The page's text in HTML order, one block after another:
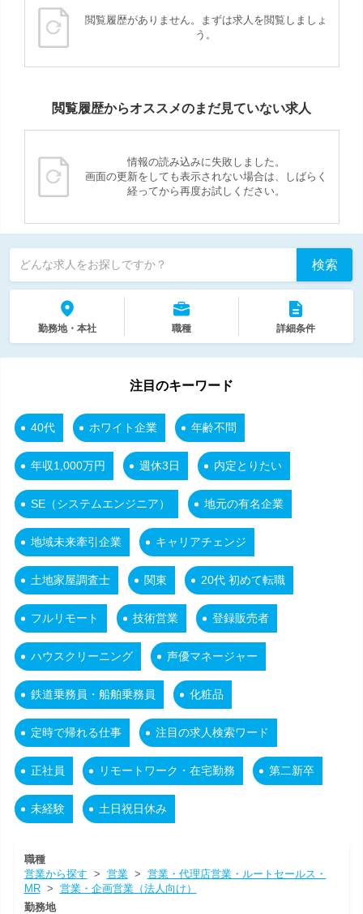
閲覧履歴がありません。まずは求人を閲覧しましょ
う。
閲覧履歴からオススメのまだ見ていない求人
情報の読み込みに失敗しました。
画面の更新をしても表示されない場合は、しばらく
経ってから再度お試しください。
どんな求人をお探しですか？ 検索
勤務地・本社 職種 詳細条件
注目のキーワード
40代 ホワイト企業 年齢不問
年収1,000万円 週休3日 内定とりたい
SE（システムエンジニア） 地元の有名企業
地域未来牽引企業 キャリアチェンジ
土地家屋調査士 関東 20代 初めて転職
フルリモート 技術営業 登録販売者
ハウスクリーニング 声優マネージャー
鉄道乗務員・船舶乗務員 化粧品
定時で帰れる仕事 注目の求人検索ワード
正社員 リモートワーク・在宅勤務 第二新卒
未経験 土日祝日休み
職種
営業から探す > 営業> 営業・代理店営業・ルートセールス・
MR> 営業・企画営業（法人向け）
勤務地